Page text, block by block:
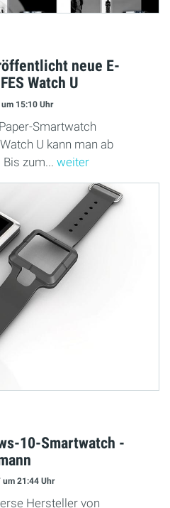
neue E-
Watch U
um 15:10 Uhr
Smartwatch
U kann man ab
zum... weiter
10-Smartwatch -
um 21:44 Uhr
Hersteller von